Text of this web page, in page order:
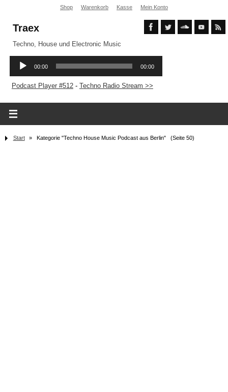
Shop Warenkorb Kasse Mein Konto
Traex
Techno, House und Electronic Music
Podcast Player #512- Techno Radio Stream >>
Start » Kategorie "Techno House Music Podcast aus Berlin" (Seite 50)